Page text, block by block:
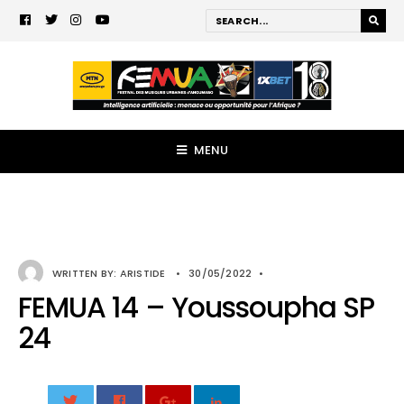
MENU
WRITTEN BY: ARISTIDE • 30/05/2022 •
FEMUA 14 – Youssoupha SP
24